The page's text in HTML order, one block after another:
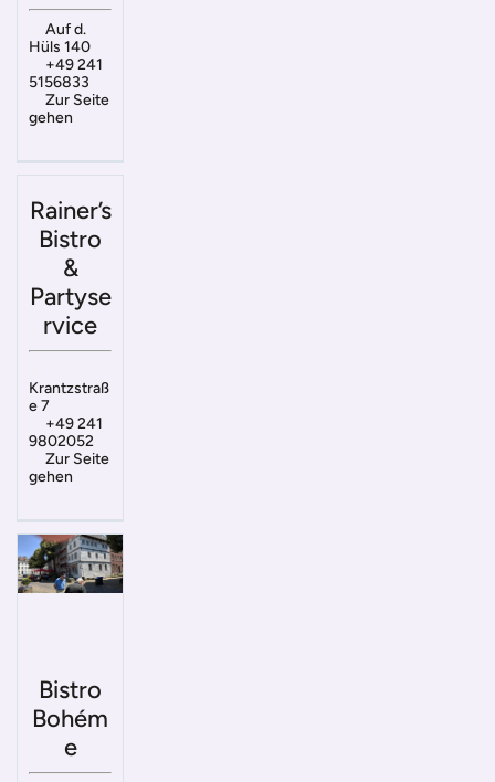
Auf d.
Hüls 140
+49 241
5156833
Zur Seite
gehen
Rainer’s
Bistro
&
Partyse
rvice
Krantzstraß
e 7
+49 241
9802052
Zur Seite
gehen
Bistro
Bohém
e